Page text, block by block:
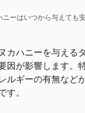
ニーはいつから与えても
カハニーを与える
因が影響します。
ルギーの有無など
す。